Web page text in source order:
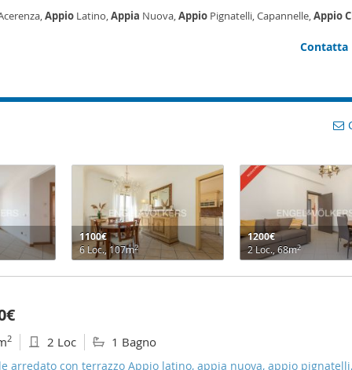
a Società.Appio Latino,Appia Nuova,Appio Pignatelli, Capannelle,Appio
Contatta
1100€
6 Loc., 107m2
1200€
2 Loc., 68m2
2 2 Loc 1 Bagno
arredato con terrazzo Appio latino, appia nuova, appio pignatelli,